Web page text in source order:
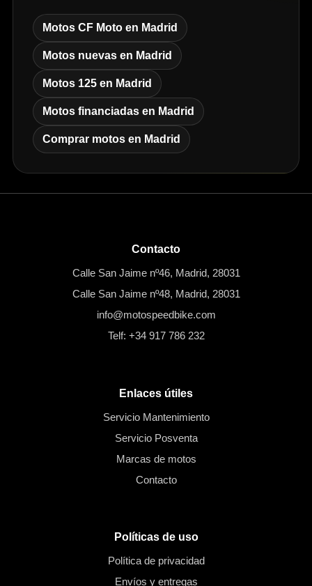
Motos CF Moto en Madrid
Motos nuevas en Madrid
Motos 125 en Madrid
Motos financiadas en Madrid
Comprar motos en Madrid
Contacto
Calle San Jaime nº46, Madrid, 28031
Calle San Jaime nº48, Madrid, 28031
info@motospeedbike.com
Telf: +34 917 786 232
Enlaces útiles
Servicio Mantenimiento
Servicio Posventa
Marcas de motos
Contacto
Políticas de uso
Política de privacidad
Envíos y entregas